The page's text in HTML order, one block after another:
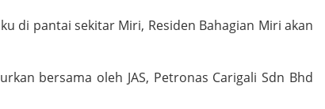
di pantai sekitar Miri, Residen Bahagian Miri akan
bersama oleh JAS, Petronas Carigali Sdn Bhd